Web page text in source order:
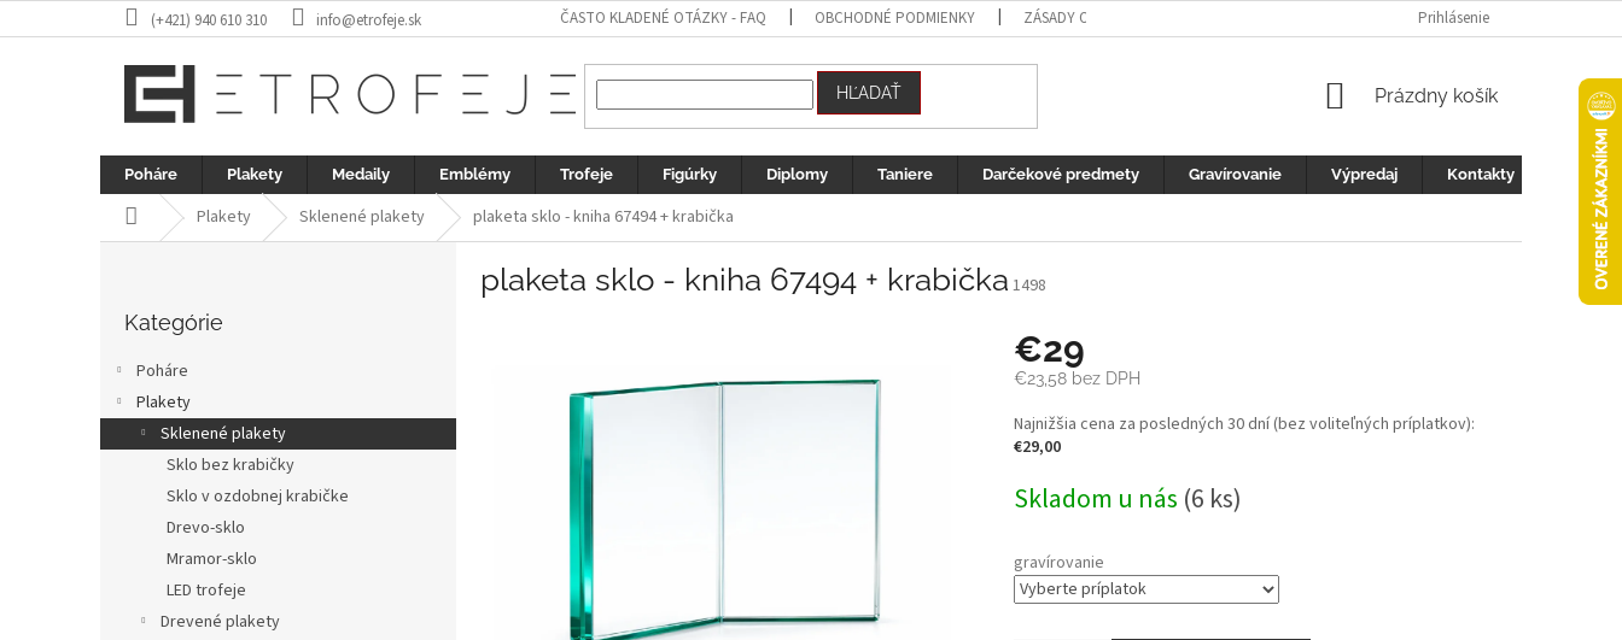
na
(+421) 940 610 310 info@etrofeje.sk ČASTO KLADENÉ OTÁZKY - FAQ OBCHODNÉ PODMIENKY ZÁSADY OCHRANY OSOBNÝCH ÚDAJOV FOTOGALERIA KONTAKTY
Prihlásenie
HĽADAŤ
NÁKUPNÝ
Prázdny košík
Poháre Plakety Medaily Emblémy Trofeje Figúrky Diplomy Taniere Darčekové predmety Gravírovanie Výpredaj Kontakty
DomovPlakety Sklenené plakety plaketa sklo - kniha 67494 + krabička
a
kategórie
Kategórie
Poháre
Plakety
Sklenené plakety
Sklo bez krabičky
Sklo v ozdobnej krabičke
Drevo-sklo
Mramor-sklo
LED trofeje
Drevené plakety
plaketa sklo - kniha 67494 + krabička 1498
€29
€23,58bez DPH
Jednotková
cena:
Najnižšia cena za posledných 30 dní (bez voliteľných príplatkov):
€29,00
Skladom u nás (6 ks)
gravírovanie